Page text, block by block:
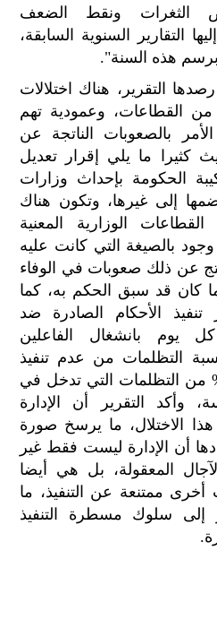
الثغرات ونقط الضعف
التقارير السنوية السابقة،
برسم هذه السنة".
التقرير، هناك اختلالات
القطاعات، وعمودية تهم
بالصعوبات الناتجة عن
كثيرا ما يلي إقرار تعديل
الحكومة بإحداث وزارات
إلى غيرها، وتكون هناك
الوزارية المعنية
وجود بالصيغة التي كانت عليه
عن ذلك صعوبات في الوفاء
ما كان قد سبق الحكم به، كما
الأحكام الصادرة ضد
كل يوم بانشغال الفاعلين
التظلمات من عدم تنفيذ
التي تشكل 8,6 % من التظلمات التي تدخل في
وأكد التقرير أن الإدارة
الاختلال، ما يرسخ صورة
أن الإدارة ليست فقط غير
المعقولة، بل هي أيضا
ممتنعة عن التنفيذ، ما
إلى سلوك مسطرة التنفيذ